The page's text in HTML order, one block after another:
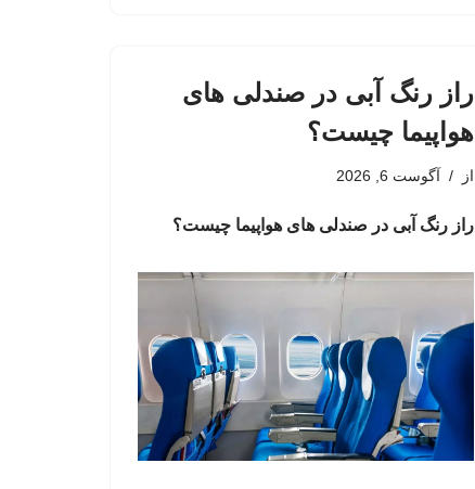
راز رنگ آبی در صندلی های
هواپیما چیست؟
از آگوست 6, 2026
راز رنگ آبی در صندلی های هواپیما چیست؟